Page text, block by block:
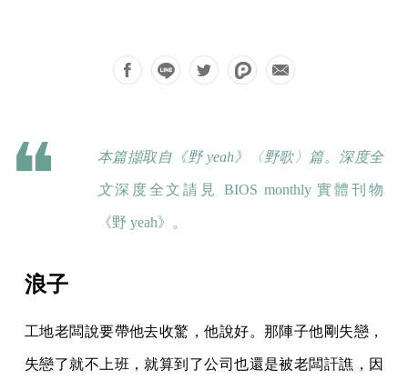
本篇擷取自《野 yeah》〈野歌〉篇。深度全
文深度全文請見 BIOS monthly 實體刊物
《野 yeah》 。
浪子
工地老闆說要帶他去收驚，他說好。那陣子他剛失戀，
失戀了就不上班，就算到了公司也還是被老闆訐譙，因